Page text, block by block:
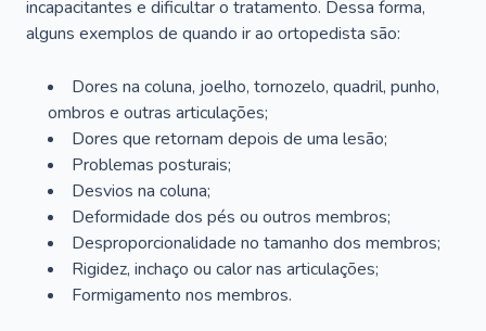
incapacitantes e dificultar o tratamento. Dessa forma,
alguns exemplos de quando ir ao ortopedista são:
Dores na coluna, joelho, tornozelo, quadril, punho,
ombros e outras articulações;
Dores que retornam depois de uma lesão;
Problemas posturais;
Desvios na coluna;
Deformidade dos pés ou outros membros;
Desproporcionalidade no tamanho dos membros;
Rigidez, inchaço ou calor nas articulações;
Formigamento nos membros.